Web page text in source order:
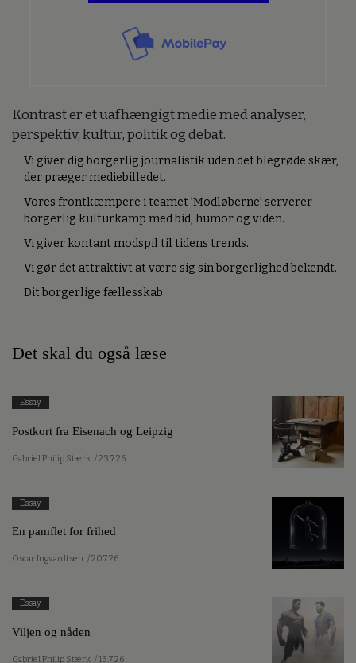
Kontrast er et uafhængigt medie med analyser,
perspektiv, kultur, politik og debat.
Vi giver dig borgerlig journalistik uden det blegrøde skær,
der præger mediebilledet.
Vores frontkæmpere i teamet ’Modløberne’ serverer
borgerlig kulturkamp med bid, humor og viden.
Vi giver kontant modspil til tidens trends.
Vi gør det attraktivt at være sig sin borgerlighed bekendt.
Dit borgerlige fællesskab
Det skal du også læse
Essay
Postkort fra Eisenach og Leipzig
Gabriel Philip Stærk / 23.7.26
Essay
En pamflet for frihed
Oscar Ingvardtsen / 20.7.26
Essay
Viljen og nåden
Gabriel Philip Stærk / 13.7.26